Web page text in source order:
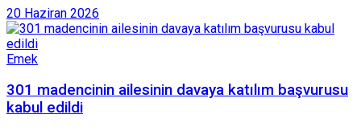
20 Haziran 2026
Emek
301 madencinin ailesinin davaya katılım başvurusu
kabul edildi